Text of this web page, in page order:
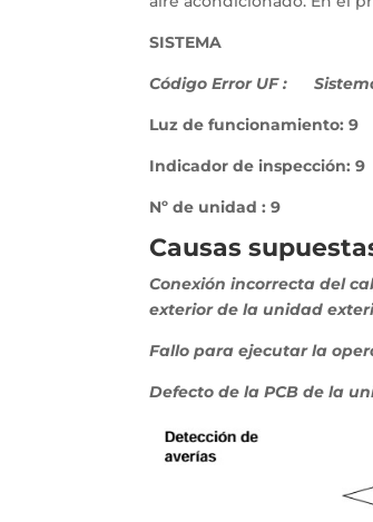
SISTEMA
Código Error UF :
Luz de funcionamiento: 9
Indicador de inspección: 9
Nº de unidad : 9
Causas
Conexión incorrecta del
exterior de la unidad
Fallo para ejecutar la
Defecto de la PCB de la